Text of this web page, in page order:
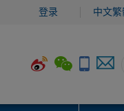
登录 中文繁